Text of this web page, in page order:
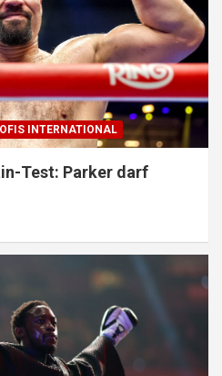
INTERNATIONAL
Test: Parker darf